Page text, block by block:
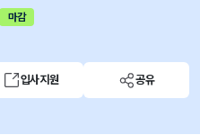
마감
입사지원 공유